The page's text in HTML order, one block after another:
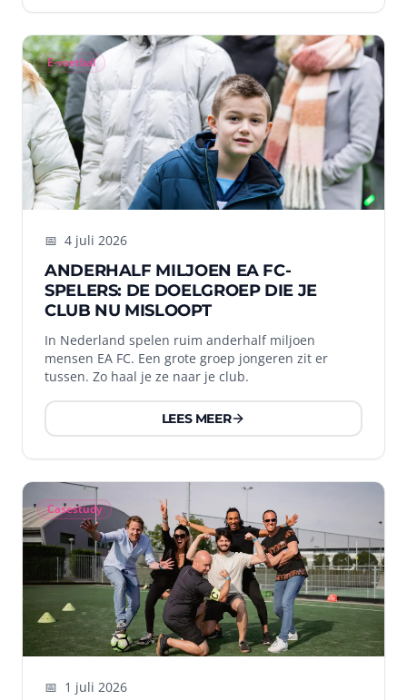
E-voetbal
📅 4 juli 2026
ANDERHALF MILJOEN EA FC-
SPELERS: DE DOELGROEP DIE JE
CLUB NU MISLOOPT
In Nederland spelen ruim anderhalf miljoen
mensen EA FC. Een grote groep jongeren zit er
tussen. Zo haal je ze naar je club.
LEES MEER
Casestudy
📅 1 juli 2026